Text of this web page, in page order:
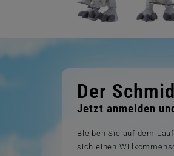
Der
Jetzt anmelden
Bleiben Sie auf dem
sich einen